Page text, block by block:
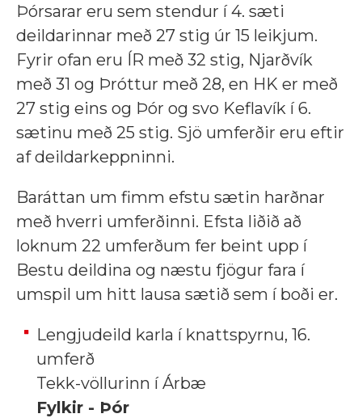
Þórsarar eru sem stendur í 4. sæti
deildarinnar með 27 stig úr 15 leikjum.
Fyrir ofan eru ÍR með 32 stig, Njarðvík
með 31 og Þróttur með 28, en HK er með
27 stig eins og Þór og svo Keflavík í 6.
sætinu með 25 stig. Sjö umferðir eru eftir
af deildarkeppninni.
Baráttan um fimm efstu sætin harðnar
með hverri umferðinni. Efsta liðið að
loknum 22 umferðum fer beint upp í
Bestu deildina og næstu fjögur fara í
umspil um hitt lausa sætið sem í boði er.
Lengjudeild karla í knattspyrnu, 16.
umferð
Tekk-völlurinn í Árbæ
Fylkir - Þór